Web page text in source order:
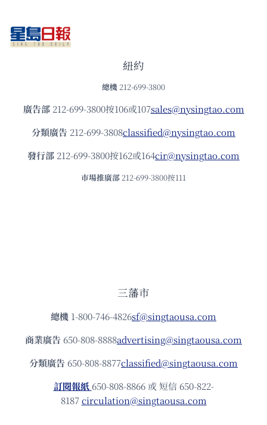
紐約
總機 212-699-3800
廣告部212-699-3800按106或107sales@nysingtao.com
分類廣告 212-699-3808classified@nysingtao.com
發⾏部 212-699-3800按162或164cir@nysingtao.com
市場推廣部 212-699-3800按111
三藩市
總機 1-800-746-4826sf@singtaousa.com
商業廣告 650-808-8888advertising@singtaousa.com
分類廣告 650-808-8877classified@singtaousa.com
訂閱報紙 650-808-8866 或 短信 650-822-
8187circulation@singtaousa.com